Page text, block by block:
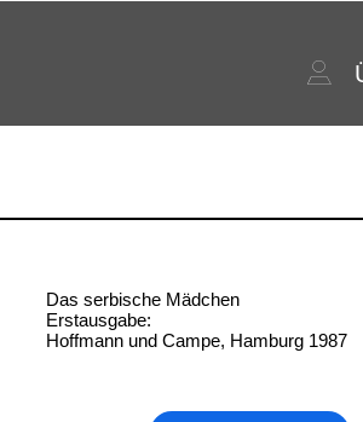
Das serbische Mädchen
Erstausgabe:
Hoffmann und Campe, Hamburg 1987